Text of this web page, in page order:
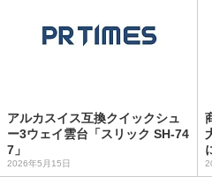
アルカスイス互換クイックシュ
ー3ウェイ雲台「スリック SH-74
7」
2026年5月15日